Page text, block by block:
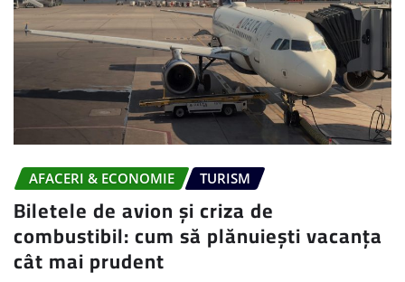
AFACERI & ECONOMIE TURISM
Biletele de avion și criza de
combustibil: cum să plănuiești vacanța
cât mai prudent